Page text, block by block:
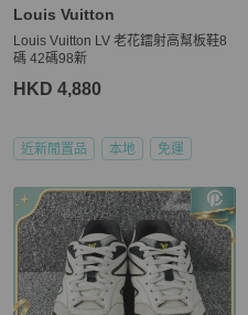
Louis Vuitton
Louis Vuitton LV 老花鐳射高幫板鞋8
碼 42碼98新
HKD 4,880
近新閒置品 本地 免運